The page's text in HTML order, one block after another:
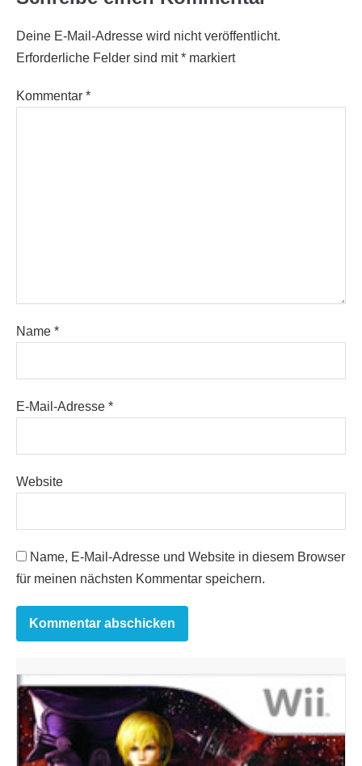
Deine E-Mail-Adresse wird nicht veröffentlicht.
Erforderliche Felder sind mit* markiert
Kommentar *
Name *
E-Mail-Adresse *
Website
Name, E-Mail-Adresse und Website in diesem Browser
für meinen nächsten Kommentar speichern.